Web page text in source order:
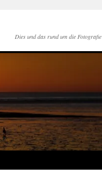
Dies und das rund um die Fotografie